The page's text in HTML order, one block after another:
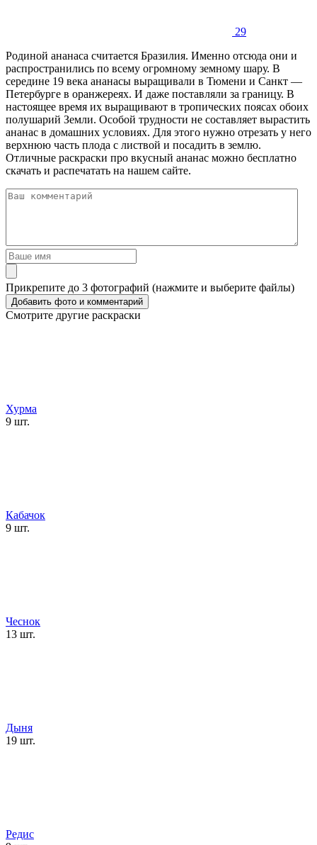
29
Родиной ананаса считается Бразилия. Именно отсюда они и
распространились по всему огромному земному шару. В
середине 19 века ананасы выращивали в Тюмени и Санкт —
Петербурге в оранжереях. И даже поставляли за границу. В
настоящее время их выращивают в тропических поясах обоих
полушарий Земли. Особой трудности не составляет вырастить
ананас в домашних условиях. Для этого нужно отрезать у него
верхнюю часть плода с листвой и посадить в землю.
Отличные раскраски про вкусный ананас можно бесплатно
скачать и распечатать на нашем сайте.
Прикрепите до 3 фотографий (нажмите и выберите файлы)
Смотрите другие раскраски
Хурма
9 шт.
Кабачок
9 шт.
Чеснок
13 шт.
Дыня
19 шт.
Редис